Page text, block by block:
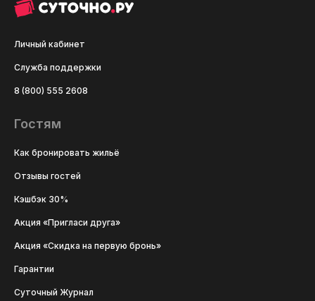
Личный кабинет
Служба поддержки
8 (800) 555 2608
Гостям
Как бронировать жильё
Отзывы гостей
Кэшбэк 30%
Акция «Пригласи друга»
Акция «Скидка на первую бронь»
Гарантии
Суточный Журнал